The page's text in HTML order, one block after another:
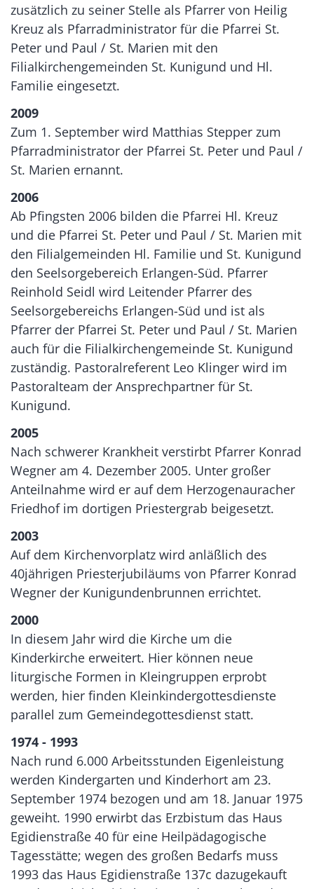
zusätzlich zu seiner Stelle als Pfarrer von Heilig
Kreuz als Pfarradministrator für die Pfarrei St.
Peter und Paul / St. Marien mit den
Filialkirchengemeinden St. Kunigund und Hl.
Familie eingesetzt.
2009
Zum 1. September wird Matthias Stepper zum
Pfarradministrator der Pfarrei St. Peter und Paul /
St. Marien ernannt.
2006
Ab Pfingsten 2006 bilden die Pfarrei Hl. Kreuz
und die Pfarrei St. Peter und Paul / St. Marien mit
den Filialgemeinden Hl. Familie und St. Kunigund
den Seelsorgebereich Erlangen-Süd. Pfarrer
Reinhold Seidl wird Leitender Pfarrer des
Seelsorgebereichs Erlangen-Süd und ist als
Pfarrer der Pfarrei St. Peter und Paul / St. Marien
auch für die Filialkirchengemeinde St. Kunigund
zuständig. Pastoralreferent Leo Klinger wird im
Pastoralteam der Ansprechpartner für St.
Kunigund.
2005
Nach schwerer Krankheit verstirbt Pfarrer Konrad
Wegner am 4. Dezember 2005. Unter großer
Anteilnahme wird er auf dem Herzogenauracher
Friedhof im dortigen Priestergrab beigesetzt.
2003
Auf dem Kirchenvorplatz wird anläßlich des
40jährigen Priesterjubiläums von Pfarrer Konrad
Wegner der Kunigundenbrunnen errichtet.
2000
In diesem Jahr wird die Kirche um die
Kinderkirche erweitert. Hier können neue
liturgische Formen in Kleingruppen erprobt
werden, hier finden Kleinkindergottesdienste
parallel zum Gemeindegottesdienst statt.
1974 - 1993
Nach rund 6.000 Arbeitsstunden Eigenleistung
werden Kindergarten und Kinderhort am 23.
September 1974 bezogen und am 18. Januar 1975
geweiht. 1990 erwirbt das Erzbistum das Haus
Egidienstraße 40 für eine Heilpädagogische
Tagesstätte; wegen des großen Bedarfs muss
1993 das Haus Egidienstraße 137c dazugekauft